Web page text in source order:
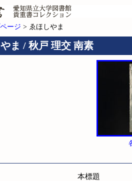
ージ > ゑほしやま
ま / 秋戸 理交 南素
本標題